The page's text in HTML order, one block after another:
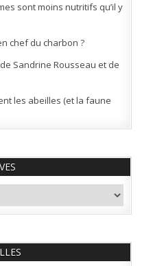
sont moins nutritifs qu’il y
chef du charbon ?
Sandrine Rousseau et de
les abeilles (et la faune